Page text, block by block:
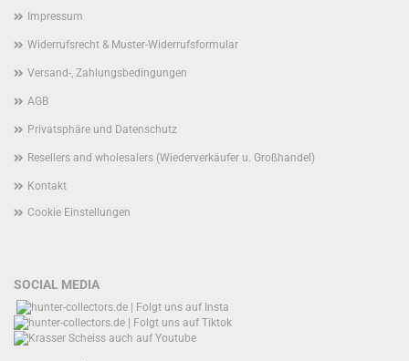
Impressum
Widerrufsrecht & Muster-Widerrufsformular
Versand-, Zahlungsbedingungen
AGB
Privatsphäre und Datenschutz
Resellers and wholesalers (Wiederverkäufer u. Großhandel)
Kontakt
Cookie Einstellungen
SOCIAL MEDIA